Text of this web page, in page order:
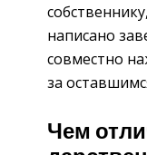
написано
совместно
за
Чем